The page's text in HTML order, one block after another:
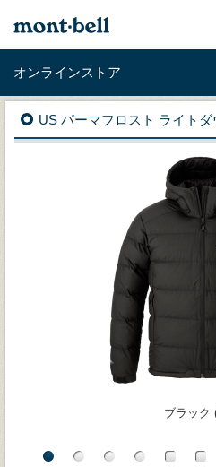
オンラインストア
US パーマフロスト ライト
ブラック